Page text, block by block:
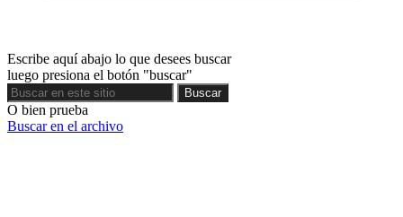
Escribe aquí abajo lo que desees buscar
luego presiona el botón "buscar"
Buscar
Buscar
O bien prueba
Buscar en el archivo